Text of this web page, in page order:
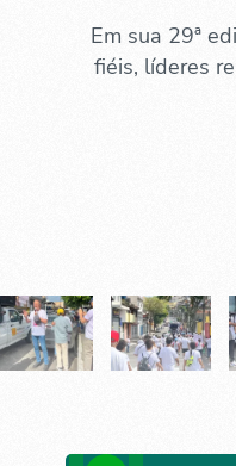
Em sua 29ª
fiéis, líderes